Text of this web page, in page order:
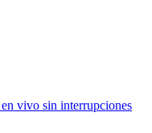
vivo sin interrupciones